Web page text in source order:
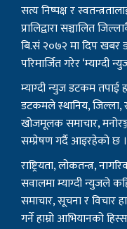
सत्य निष्पक्ष र
प्रालिद्वारा सञ्चालित
बि.सं २०७२ मा दिप खबर
परिमार्जित गरेर
म्याग्दी न्युज डटकम तपाई
डटकमले स्थानिय, जिल्ला,
खोजमूलक समाचार,
सम्प्रेषण गर्दै आइरहेको छ ।
राष्ट्रियता, लोकतन्त्र,
सवालमा म्याग्दी न्युजले
समाचार, सूचना र विचार
गर्ने हाम्रो आभियानको